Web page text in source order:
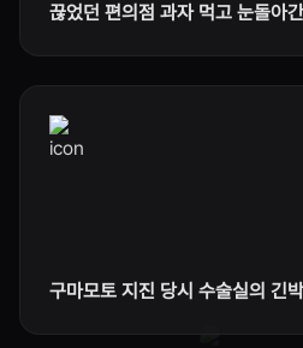
끊었던 편의점 과자 먹고 눈돌아
구마모토 지진 당시 수술실의 긴